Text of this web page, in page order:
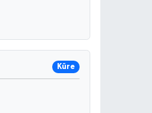
Küre